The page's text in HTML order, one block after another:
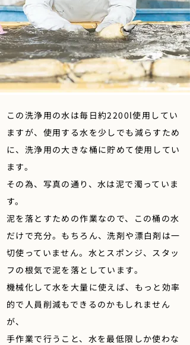
この洗浄用の水は毎日約2200l使用してい
ますが、使用する水を少しでも減らすため
に、洗浄用の大きな桶に貯めて使用してい
ます。
その為、写真の通り、水は泥で濁っていま
す。
泥を落とすための作業なので、この桶の水
だけで充分。もちろん、洗剤や漂白剤は一
切使っていません。水とスポンジ、スタッ
フの根気で泥を落としています。
​機械化して水を大量に使えば、もっと効率
的で人員削減もできるのかもしれません
が、
手作業で行うこと、水を最低限しか使わな